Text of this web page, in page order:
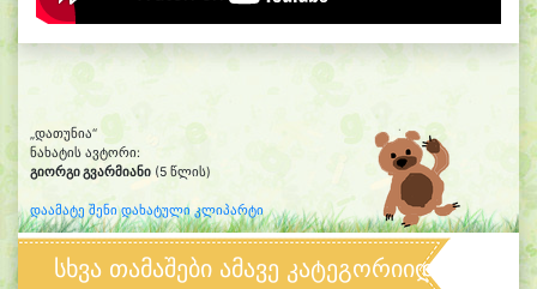
„დათუნია“
ნახატის ავტორი:
გიორგი გვარმიანი (5 წლის)
დაამატე შენი დახატული კლიპარტი
სხვა თამაშები ამავე კატეგორიიდან